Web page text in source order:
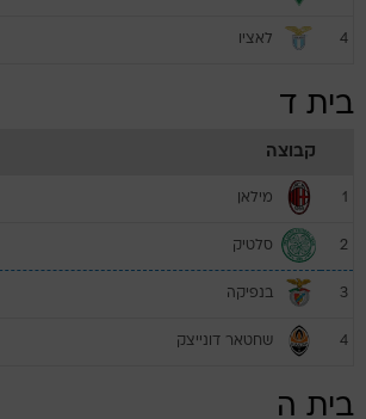
4 לאציו
בית ד
קבוצה
1 מילאן
2 סלטיק
3 בנפיקה
4 שחטאר דונייצק
בית ה